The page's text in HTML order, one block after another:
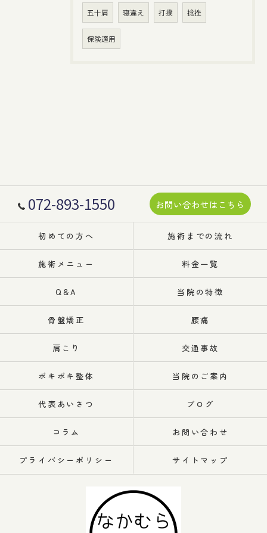
五十肩 寝違え 打撲 捻挫
保険適用
072-893-1550 お問い合わせはこちら
初めての方へ 施術までの流れ
施術メニュー 料金一覧
Q&A 当院の特徴
骨盤矯正 腰痛
肩こり 交通事故
ポキポキ整体 当院のご案内
代表あいさつ ブログ
コラム お問い合わせ
プライバシーポリシー サイトマップ